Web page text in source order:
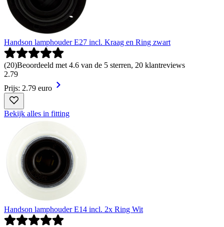
Handson lamphouder E27 incl. Kraag en Ring zwart
(20)Beoordeeld met 4.6 van de 5 sterren, 20 klantreviews
2.79
Prijs: 2.79 euro
Bekijk alles in fitting
Handson lamphouder E14 incl. 2x Ring Wit